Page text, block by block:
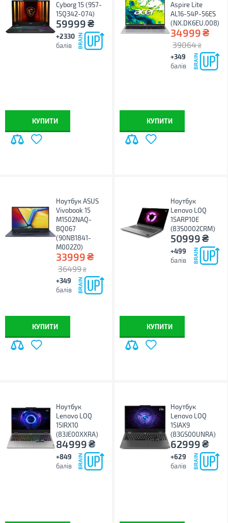
Cyborg 15 (9S7-
15Q342-074)
59999₴
+2330
балів
КУПИТИ
Aspire Lite
AL16-54P-56ES
(NX.DK6EU.008)
34999₴
39064 ₴
+349
балів
КУПИТИ
Ноутбук ASUS
Vivobook 15
M1502NAQ-
BQ067
(90NB1841-
M002Z0)
33999₴
36499 ₴
+349
балів
КУПИТИ
Ноутбук
Lenovo LOQ
15ARP10E
(83S0002CRM)
50999₴
+499
балів
КУПИТИ
Ноутбук
Lenovo LOQ
15IRX10
(83JE00XXRA)
84999₴
+849
балів
Ноутбук
Lenovo LOQ
15IAX9
(83GS00UNRA)
62999₴
+629
балів